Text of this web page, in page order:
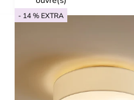
- 14 % EXTRA